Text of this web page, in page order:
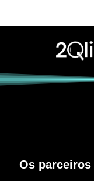
Os parceiros